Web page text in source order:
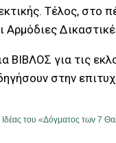
Τέλος,
ΒΙΒΛΟΣ για τις
στην